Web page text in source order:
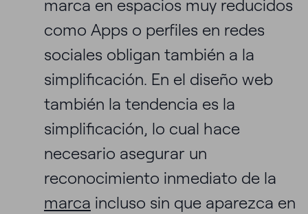
marca en espacios muy reducidos
como Apps o perfiles en redes
sociales obligan también a la
simplificación. En el diseño web
también la tendencia es la
simplificación, lo cual hace
necesario asegurar un
reconocimiento inmediato de la
marca incluso sin que aparezca en